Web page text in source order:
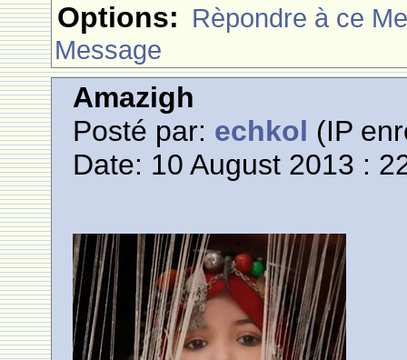
Options: Rèpondre à ce
Message
Amazigh
Posté par: echkol (IP
Date: 10 August 2013 :